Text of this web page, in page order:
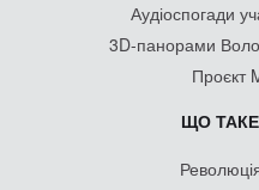
Аудіоспогади
3D-панорами
Проєкт
ЩО